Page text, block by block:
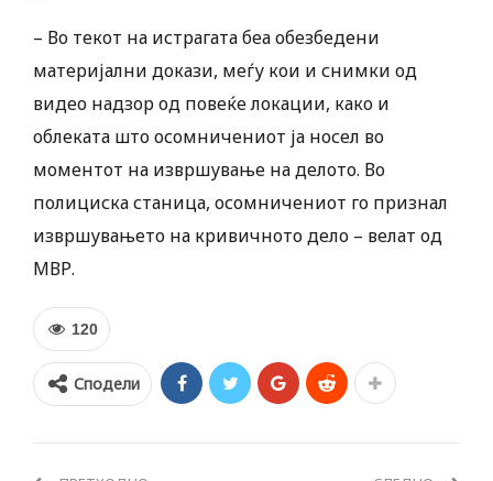
– Во текот на истрагата беа обезбедени
материјални докази, меѓу кои и снимки од
видео надзор од повеќе локации, како и
облеката што осомничениот ја носел во
моментот на извршување на делото. Во
полициска станица, осомничениот го признал
извршувањето на кривичното дело – велат од
МВР.
120
Сподели